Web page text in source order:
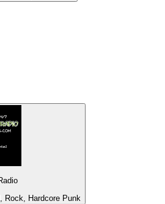
Rock, Hardcore Punk